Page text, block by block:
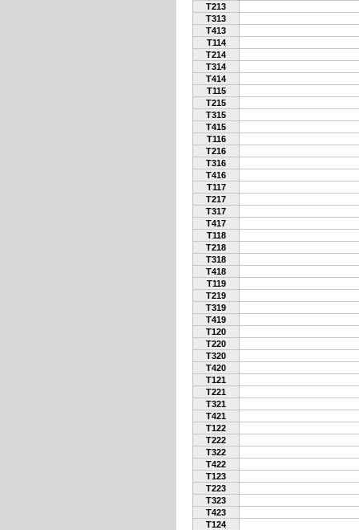
T213
T313
T413
T114
T214
T314
T414
T115
T215
T315
T415
T116
T216
T316
T416
T117
T217
T317
T417
T118
T218
T318
T418
T119
T219
T319
T419
T120
T220
T320
T420
T121
T221
T321
T421
T122
T222
T322
T422
T123
T223
T323
T423
T124